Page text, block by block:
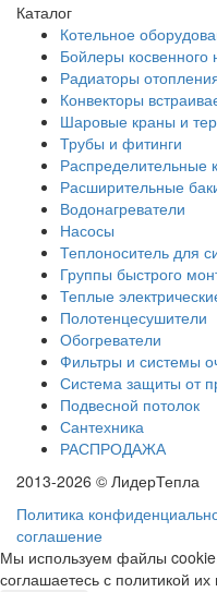
Каталог
Котельное
Бойлеры косвенного
Радиаторы
Конвекторы
Шаровые краны и
Трубы и фитинги
Распределительные
Расширительные
Водонагреватели
Насосы
Теплоноситель для
Группы быстрого
Теплые
Полотенцесушители
Обогреватели
Фильтры и системы
Система защиты от
Подвесной потолок
Сантехника
РАСПРОДАЖА
2013-2026 © ЛидерТепла
Политика
соглашение
Мы используем файлы
соглашаетесь с политикой